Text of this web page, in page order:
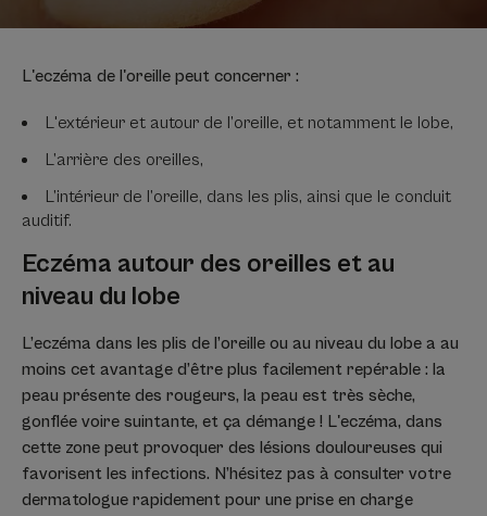
L'eczéma de l'oreille peut concerner :
L'extérieur et autour de l’oreille, et notamment le lobe,
L’arrière des oreilles,
L’intérieur de l’oreille, dans les plis, ainsi que le conduit
auditif.
Eczéma autour des oreilles et au
niveau du lobe
L’eczéma dans les plis de l’oreille ou au niveau du lobe a au
moins cet avantage d’être plus facilement repérable : la
peau présente des rougeurs, la peau est très sèche,
gonflée voire suintante, et ça démange ! L'eczéma, dans
cette zone peut provoquer des lésions douloureuses qui
favorisent les infections. N’hésitez pas à consulter votre
dermatologue rapidement pour une prise en charge